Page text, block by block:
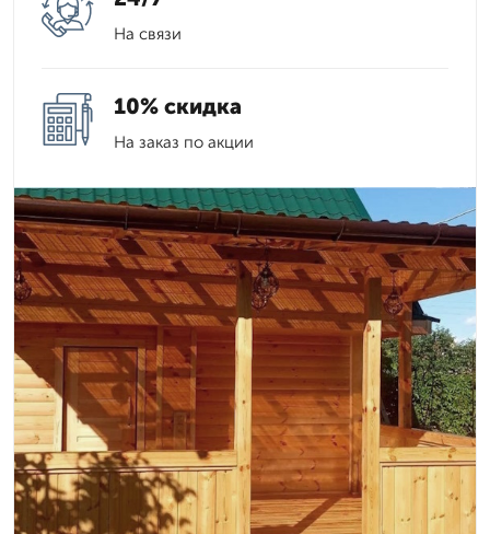
На связи
10% скидка
На заказ по акции